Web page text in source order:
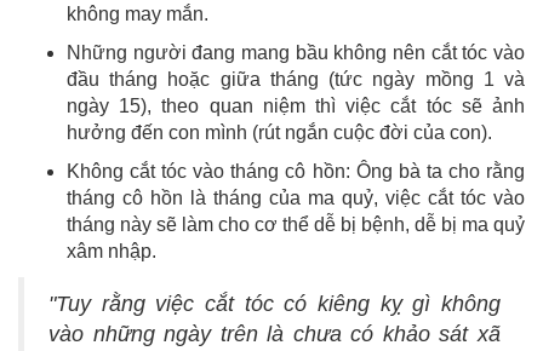
không may mắn.
Những người đang mang bầu không nên cắt tóc vào
đầu tháng hoặc giữa tháng (tức ngày mồng 1 và
ngày 15), theo quan niệm thì việc cắt tóc sẽ ảnh
hưởng đến con mình (rút ngắn cuộc đời của con).
Không cắt tóc vào tháng cô hồn: Ông bà ta cho rằng
tháng cô hồn là tháng của ma quỷ, việc cắt tóc vào
tháng này sẽ làm cho cơ thể dễ bị bệnh, dễ bị ma quỷ
xâm nhập.
"Tuy rằng việc cắt tóc có kiêng kỵ gì không
vào những ngày trên là chưa có khảo sát xã